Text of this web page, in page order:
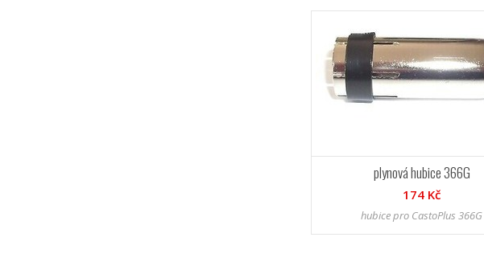
plynová hubice 366G
174 Kč
hubice pro CastoPlus 366G